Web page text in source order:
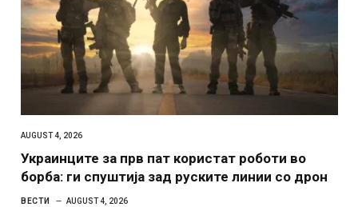
AUGUST 4, 2026
Украинците за прв пат користат роботи во
борба: ги спуштија зад руските линии со дрон
ВЕСТИ AUGUST 4, 2026